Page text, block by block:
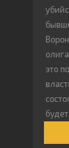
это